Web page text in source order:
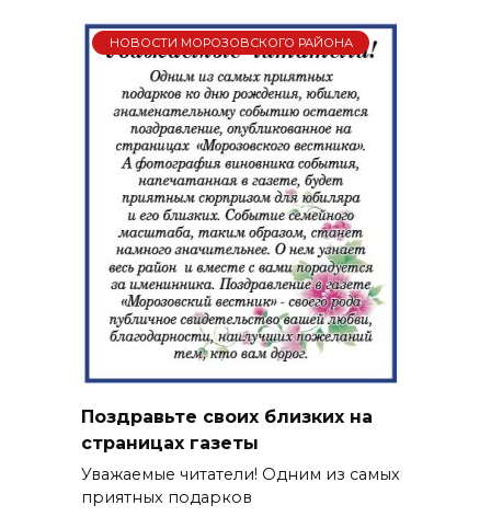
НОВОСТИ МОРОЗОВСКОГО РАЙОНА
Поздравьте своих близких на
страницах газеты
Уважаемые читатели! Одним из самых
приятных подарков